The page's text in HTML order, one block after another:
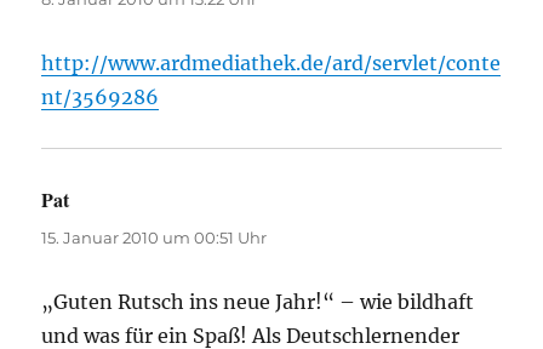
http://www.ardmediathek.de/ard/servlet/conte
nt/3569286
Patsagt:
15. Januar 2010 um 00:51 Uhr
„Guten Rutsch ins neue Jahr!“ – wie bildhaft
und was für ein Spaß! Als Deutschlernender